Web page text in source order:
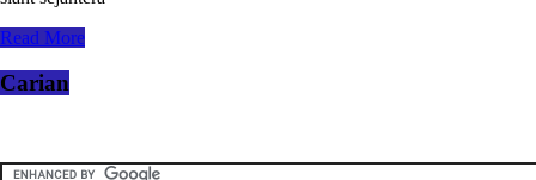
Read More
Carian